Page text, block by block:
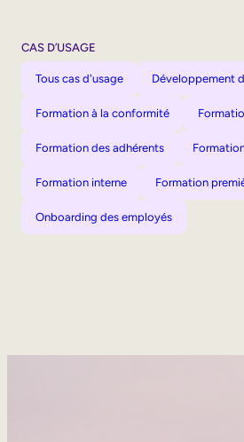
CAS D’USAGE
Tous cas d'usage Développement
Formation à la conformité
Formation des adhérents
Formation interne Formation
Onboarding des employés